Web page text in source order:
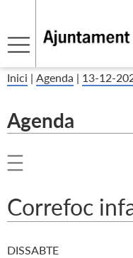
Inici | Agenda | 13-12-
Agenda
Correfoc
DISSABTE